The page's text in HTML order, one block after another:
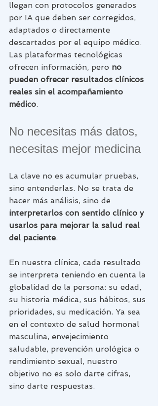
llegan con protocolos generados
por IA que deben ser corregidos,
adaptados o directamente
descartados por el equipo médico.
Las plataformas tecnológicas
ofrecen información, pero no
pueden ofrecer resultados clínicos
reales sin el acompañamiento
médico.
No necesitas más datos,
necesitas mejor medicina
La clave no es acumular pruebas,
sino entenderlas. No se trata de
hacer más análisis, sino de
interpretarlos con sentido clínico y
usarlos para mejorar la salud real
del paciente.
En nuestra clínica, cada resultado
se interpreta teniendo en cuenta la
globalidad de la persona: su edad,
su historia médica, sus hábitos, sus
prioridades, su medicación. Ya sea
en el contexto de salud hormonal
masculina, envejecimiento
saludable, prevención urológica o
rendimiento sexual, nuestro
objetivo no es solo darte cifras,
sino darte respuestas.